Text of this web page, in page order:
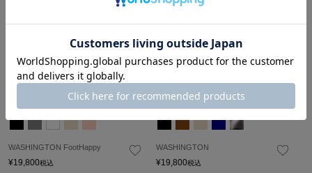
WASHINGTON FootHappy
¥19,800税込
WASHINGTON
¥19,800税込